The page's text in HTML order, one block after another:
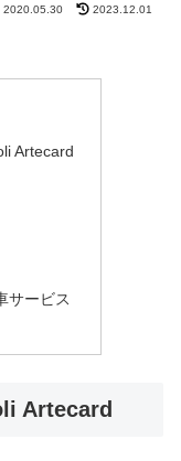
2020.05.30 2023.12.01
Artecard
サービス
Artecard